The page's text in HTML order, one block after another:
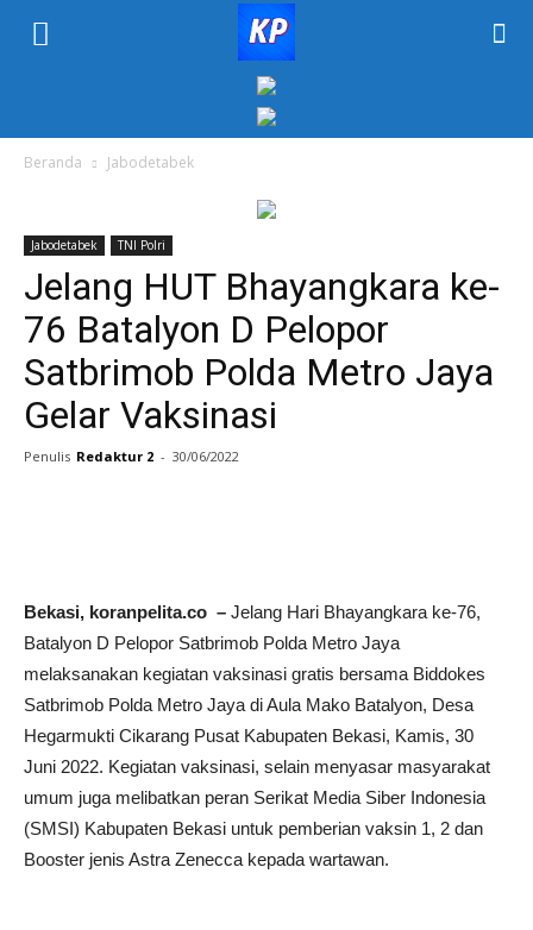
Beranda Jabodetabek
Jabodetabek TNI Polri
Jelang HUT Bhayangkara ke-
76 Batalyon D Pelopor
Satbrimob Polda Metro Jaya
Gelar Vaksinasi
Penulis Redaktur 2 - 30/06/2022
Bekasi, koranpelita.co – Jelang Hari Bhayangkara ke-76,
Batalyon D Pelopor Satbrimob Polda Metro Jaya
melaksanakan kegiatan vaksinasi gratis bersama Biddokes
Satbrimob Polda Metro Jaya di Aula Mako Batalyon, Desa
Hegarmukti Cikarang Pusat Kabupaten Bekasi, Kamis, 30
Juni 2022. Kegiatan vaksinasi, selain menyasar masyarakat
umum juga melibatkan peran Serikat Media Siber Indonesia
(SMSI) Kabupaten Bekasi untuk pemberian vaksin 1, 2 dan
Booster jenis Astra Zenecca kepada wartawan.